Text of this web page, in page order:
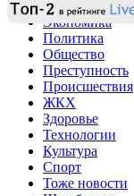
Экономика
Политика
Общество
Преступность
Происшествия
ЖКХ
Здоровье
Технологии
Культура
Спорт
Тоже новости